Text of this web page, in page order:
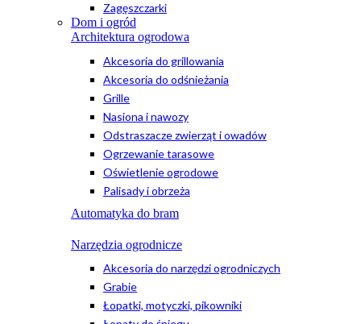
Zagęszczarki
Dom i ogród
Architektura ogrodowa
Akcesoria do grillowania
Akcesoria do odśnieżania
Grille
Nasiona i nawozy
Odstraszacze zwierząt i owadów
Ogrzewanie tarasowe
Oświetlenie ogrodowe
Palisady i obrzeża
Automatyka do bram
Narzędzia ogrodnicze
Akcesoria do narzędzi ogrodniczych
Grabie
Łopatki, motyczki, pikowniki